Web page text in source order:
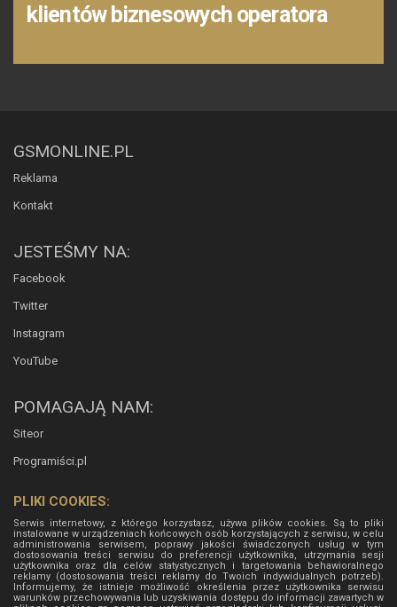
klientów biznesowych operatora
GSMONLINE.PL
Reklama
Kontakt
JESTEŚMY NA:
Facebook
Twitter
Instagram
YouTube
POMAGAJĄ NAM:
Siteor
Programiści.pl
PLIKI COOKIES:
Serwis internetowy, z którego korzystasz, używa plików cookies. Są to pliki
instalowane w urządzeniach końcowych osób korzystających z serwisu, w celu
administrowania serwisem, poprawy jakości świadczonych usług w tym
dostosowania treści serwisu do preferencji użytkownika, utrzymania sesji
użytkownika oraz dla celów statystycznych i targetowania behawioralnego
reklamy (dostosowania treści reklamy do Twoich indywidualnych potrzeb).
Informujemy, że istnieje możliwość określenia przez użytkownika serwisu
warunków przechowywania lub uzyskiwania dostępu do informacji zawartych w